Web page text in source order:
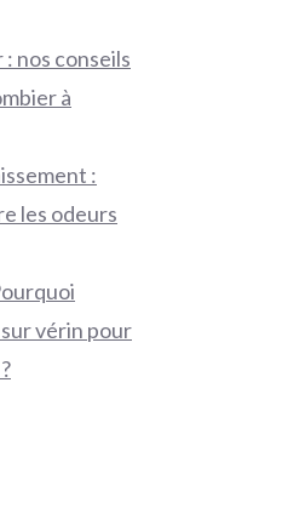
nos conseils
à
:
les odeurs
vérin pour